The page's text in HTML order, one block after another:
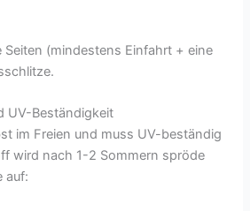
Seiten (mindestens Einfahrt + eine
UV-Beständigkeit
im Freien und muss UV-beständig
wird nach 1-2 Sommern spröde
auf: